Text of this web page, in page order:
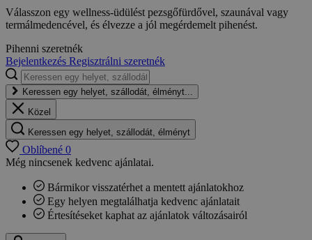
Válasszon egy wellness-üdülést pezsgőfürdővel, szaunával vagy
termálmedencével, és élvezze a jól megérdemelt pihenést.
Pihenni szeretnék
Bejelentkezés Regisztrálni szeretnék
Keressen egy helyet, szállodát, élményt...
Közel
Keressen egy helyet, szállodát, élményt
Oblíbené 0
Még nincsenek kedvenc ajánlatai.
Bármikor visszatérhet a mentett ajánlatokhoz
Egy helyen megtalálhatja kedvenc ajánlatait
Értesítéseket kaphat az ajánlatok változásairól